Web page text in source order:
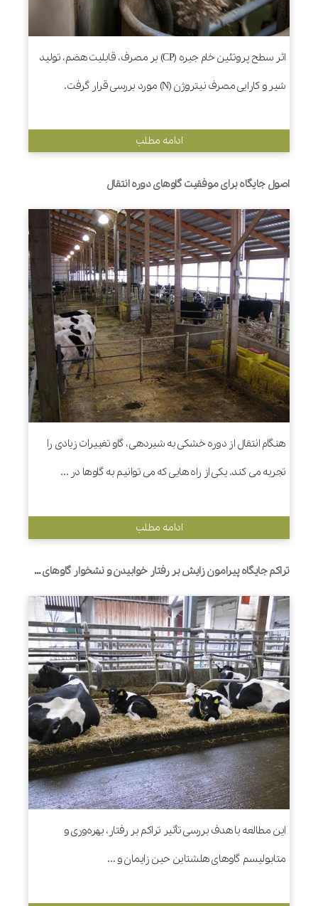
اثر سطح پروتئین خام جیره (CP) بر مصرف، قابلیت هضم، تولید
شیر و کارایی مصرف نیتروژن (N) مورد بررسی قرار گرفت.
ادامه مطلب
اصول جایگاه برای موفقیت گاوهای دوره انتقال
هنگام انتقال از دوره خشکی به شیردهی، گاو تغییرات زیادی را
تجربه می کند. یکی از راه هایی که می توانیم به گاوها در ...
ادامه مطلب
تراکم جایگاه پیرامون زایش بر رفتار خوابیدن و نشخوار گاوهای هلشتاین و عملکرد هفته اول گوساله تأثیر می گذارد
این مطالعه با هدف بررسی تأثیر تراکم بر رفتار، بهره‌وری و
متابولیسم گاوهای هلشتاین حین زایمان و ...